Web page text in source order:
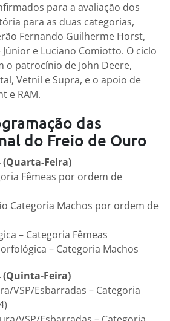
para a avaliação dos
para as duas categorias,
Fernando Guilherme Horst,
Júnior e Luciano Comiotto. O ciclo
o patrocínio de John Deere,
Vetnil e Supra, e o apoio de
e RAM.
das
do Freio de Ouro
(Quarta-Feira)
Fêmeas por ordem de
Categoria Machos por ordem de
– Categoria Fêmeas
– Categoria Machos
(Quinta-Feira)
VSP/Esbarradas – Categoria